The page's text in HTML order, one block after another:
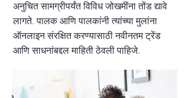
अनुचित सामग्रीपर्यंत विविध जोखमींना तोंड द्यावे
लागते. पालक आणि पालकांनी त्यांच्या मुलांना
ऑनलाइन संरक्षित करण्यासाठी नवीनतम ट्रेंड
आणि साधनांबद्दल माहिती ठेवली पाहिजे.